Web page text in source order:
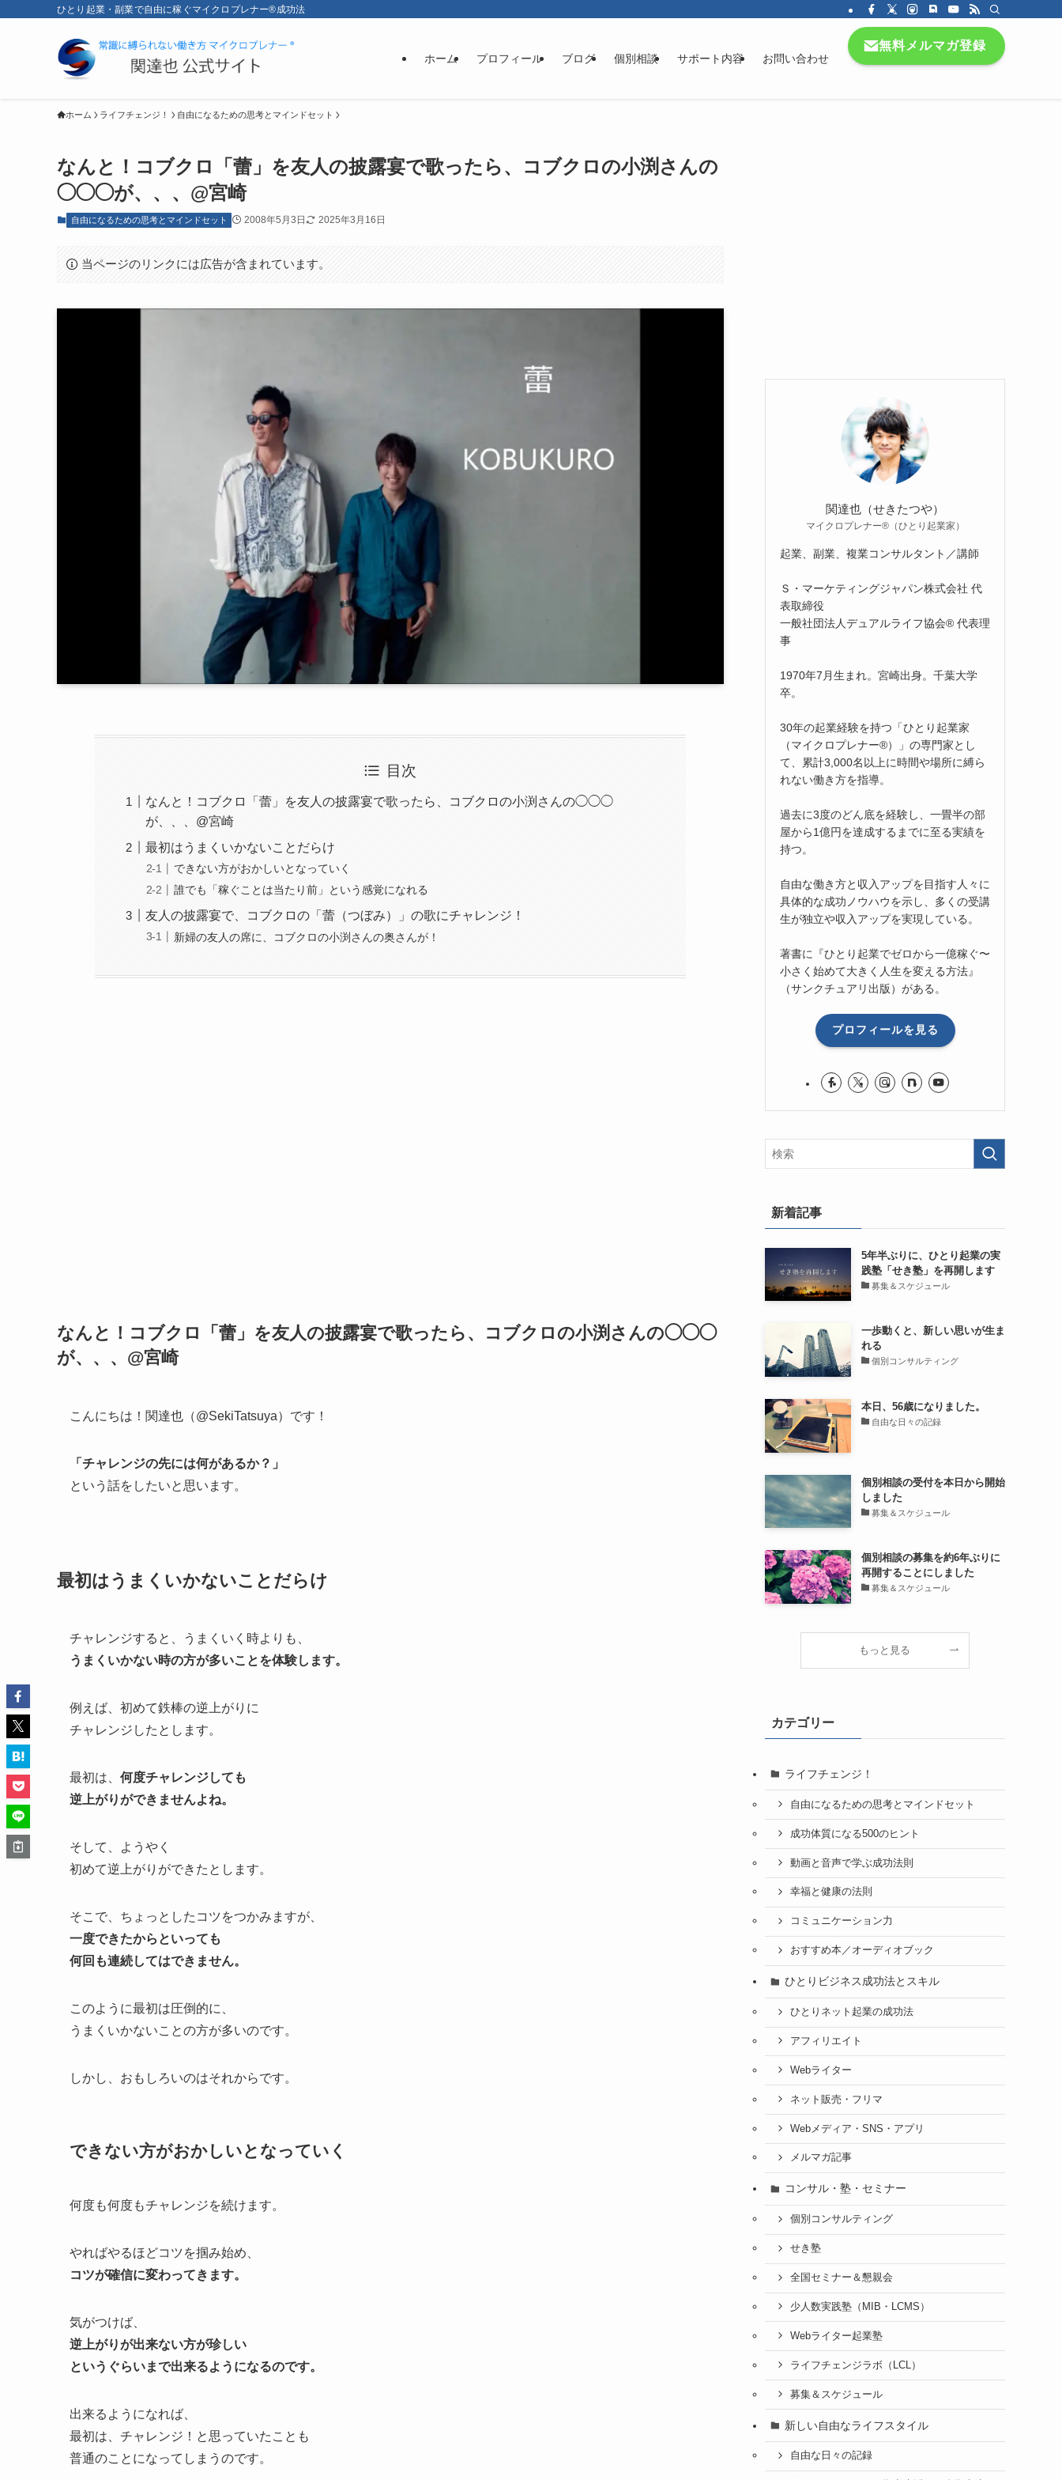
ひとり起業・副業で自由に稼ぐマイクロプレナー®成功法
ホーム プロフィール ブログ 個別相談 サポート内容 お問い合わせ
無料メルマガ登録
ホーム ライフチェンジ！ 自由になるための思考とマインドセット
なんと！コブクロ「蕾」を友人の披露宴で歌ったら、コブクロの小渕さんの
◯◯◯が、、、@宮崎
自由になるための思考とマインドセット 2008年5月3日 2025年3月16日
当ページのリンクには広告が含まれています。
目次
なんと！コブクロ「蕾」を友人の披露宴で歌ったら、コブクロの小渕さんの◯◯◯
が、、、@宮崎
最初はうまくいかないことだらけ
できない方がおかしいとなっていく
誰でも「稼ぐことは当たり前」という感覚になれる
友人の披露宴で、コブクロの「蕾（つぼみ）」の歌にチャレンジ！
新婦の友人の席に、コブクロの小渕さんの奥さんが！
なんと！コブクロ「蕾」を友人の披露宴で歌ったら、コブクロの小渕さんの◯◯◯
が、、、@宮崎
こんにちは！関達也（@SekiTatsuya）です！
「チャレンジの先には何があるか？」
という話をしたいと思います。
最初はうまくいかないことだらけ
チャレンジすると、うまくいく時よりも、
うまくいかない時の方が多いことを体験します。
例えば、初めて鉄棒の逆上がりに
チャレンジしたとします。
最初は、 何度チャレンジしても
逆上がりができませんよね。
そして、ようやく
初めて逆上がりができたとします。
そこで、ちょっとしたコツをつかみますが、
一度できたからといっても
何回も連続してはできません。
このように最初は圧倒的に、
うまくいかないことの方が多いのです。
しかし、おもしろいのはそれからです。
できない方がおかしいとなっていく
何度も何度もチャレンジを続けます。
やればやるほどコツを掴み始め、
コツが確信に変わってきます。
気がつけば、
逆上がりが出来ない方が珍しい
というぐらいまで出来るようになるのです。
出来るようになれば、
最初は、チャレンジ！と思っていたことも
普通のことになってしまうのです。
関達也（せきたつや）
マイクロプレナー®（ひとり起業家）
起業、副業、複業コンサルタント／講師
Ｓ・マーケティングジャパン株式会社 代
表取締役
一般社団法人デュアルライフ協会® 代表理
事
1970年7月生まれ。宮崎出身。千葉大学
卒。
30年の起業経験を持つ「ひとり起業家
（マイクロプレナー®）」の専門家とし
て、累計3,000名以上に時間や場所に縛ら
れない働き方を指導。
過去に3度のどん底を経験し、一畳半の部
屋から1億円を達成するまでに至る実績を
持つ。
自由な働き方と収入アップを目指す人々に
具体的な成功ノウハウを示し、多くの受講
生が独立や収入アップを実現している。
著書に『ひとり起業でゼロから一億稼ぐ〜
小さく始めて大きく人生を変える方法』
（サンクチュアリ出版）がある。
プロフィールを見る
新着記事
5年半ぶりに、ひとり起業の実
践塾「せき塾」を再開します
募集＆スケジュール
一歩動くと、新しい思いが生ま
れる
個別コンサルティング
本日、56歳になりました。
自由な日々の記録
個別相談の受付を本日から開始
しました
募集＆スケジュール
個別相談の募集を約6年ぶりに
再開することにしました
募集＆スケジュール
もっと見る
カテゴリー
ライフチェンジ！
自由になるための思考とマインドセット
成功体質になる500のヒント
動画と音声で学ぶ成功法則
幸福と健康の法則
コミュニケーション力
おすすめ本／オーディオブック
ひとりビジネス成功法とスキル
ひとりネット起業の成功法
アフィリエイト
Webライター
ネット販売・フリマ
Webメディア・SNS・アプリ
メルマガ記事
コンサル・塾・セミナー
個別コンサルティング
せき塾
全国セミナー＆懇親会
少人数実践塾（MIB・LCMS）
Webライター起業塾
ライフチェンジラボ（LCL）
募集＆スケジュール
新しい自由なライフスタイル
自由な日々の記録